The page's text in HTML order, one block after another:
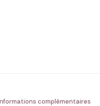
complémentaires